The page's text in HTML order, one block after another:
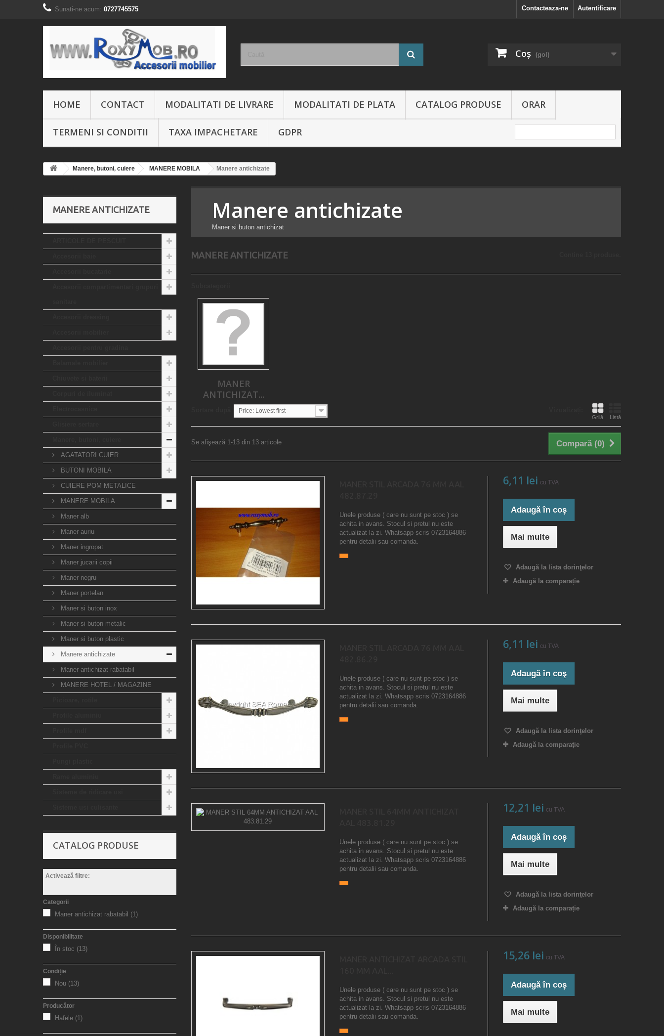
Autentificare
Contacteaza-ne
Sunati-ne acum: 0727745575
Coş (gol)
HOME CONTACT MODALITATI DE LIVRARE MODALITATI DE PLATA CATALOG PRODUSE ORAR
TERMENI SI CONDITII TAXA IMPACHETARE GDPR
Manere, butoni, cuiere MANERE MOBILA Manere antichizate
MANERE ANTICHIZATE
AGATATORI CUIER
BUTONI MOBILA
CUIERE POM METALICE
MANERE MOBILA
Maner alb
Maner auriu
Maner ingropat
Maner jucarii copii
Maner negru
Maner portelan
Maner si buton inox
Maner si buton metalic
Maner si buton plastic
Manere antichizate
Maner antichizat rabatabil
MANERE HOTEL / MAGAZINE
CATALOG PRODUSE
Activează filtre:
Categorii
Maner antichizat rabatabil (1)
Disponibilitate
În stoc (13)
Condiție
Nou (13)
Producător
Hafele (1)
Manere antichizate
Maner si buton antichizat
MANERE ANTICHIZATE
MANER
ANTICHIZAT...
Grilă Listă
Price: Lowest first
Compară (0)
Se afişează 1-13 din 13 articole
Unele produse ( care nu sunt pe stoc ) se
achita in avans. Stocul si pretul nu este
actualizat la zi. Whatsapp scris 0723164886
pentru detalii sau comanda.
6,11 lei cu TVA
Adaugă în coş
Mai multe
Adaugă la lista dorinţelor
Adaugă la comparație
Unele produse ( care nu sunt pe stoc ) se
achita in avans. Stocul si pretul nu este
actualizat la zi. Whatsapp scris 0723164886
pentru detalii sau comanda.
6,11 lei cu TVA
Adaugă în coş
Mai multe
Adaugă la lista dorinţelor
Adaugă la comparație
Unele produse ( care nu sunt pe stoc ) se
achita in avans. Stocul si pretul nu este
actualizat la zi. Whatsapp scris 0723164886
pentru detalii sau comanda.
12,21 lei cu TVA
Adaugă în coş
Mai multe
Adaugă la lista dorinţelor
Adaugă la comparație
Unele produse ( care nu sunt pe stoc ) se
achita in avans. Stocul si pretul nu este
actualizat la zi. Whatsapp scris 0723164886
pentru detalii sau comanda.
15,26 lei cu TVA
Adaugă în coş
Mai multe